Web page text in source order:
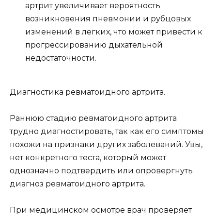
артрит увеличивает вероятность
возникновения пневмонии и рубцовых
изменений в легких, что может привести к
прогрессированию дыхательной
недостаточности.
Диагностика ревматоидного артрита.
Раннюю стадию ревматоидного артрита
трудно диагностировать, так как его симптомы
похожи на признаки других заболеваний. Увы,
нет конкретного теста, который может
однозначно подтвердить или опровергнуть
диагноз ревматоидного артрита.
При медицинском осмотре врач проверяет